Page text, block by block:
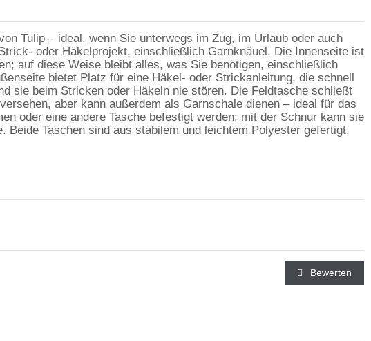
Tulip – ideal, wenn Sie unterwegs im Zug, im Urlaub oder auch
oder Häkelprojekt, einschließlich Garnknäuel. Die Innenseite ist
auf diese Weise bleibt alles, was Sie benötigen, einschließlich
bietet Platz für eine Häkel- oder Strickanleitung, die schnell
sie beim Stricken oder Häkeln nie stören. Die Feldtasche schließt
aber kann außerdem als Garnschale dienen – ideal für das
oder eine andere Tasche befestigt werden; mit der Schnur kann sie
Taschen sind aus stabilem und leichtem Polyester gefertigt,
Bewerten